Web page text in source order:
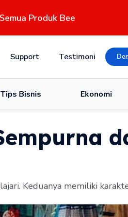
Produk Bee
Support Testimoni
Tips Bisnis Ekonomi
Keduanya memiliki